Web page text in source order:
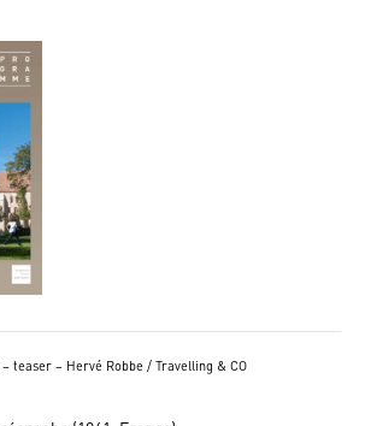
– teaser – Hervé Robbe / Travelling & CO